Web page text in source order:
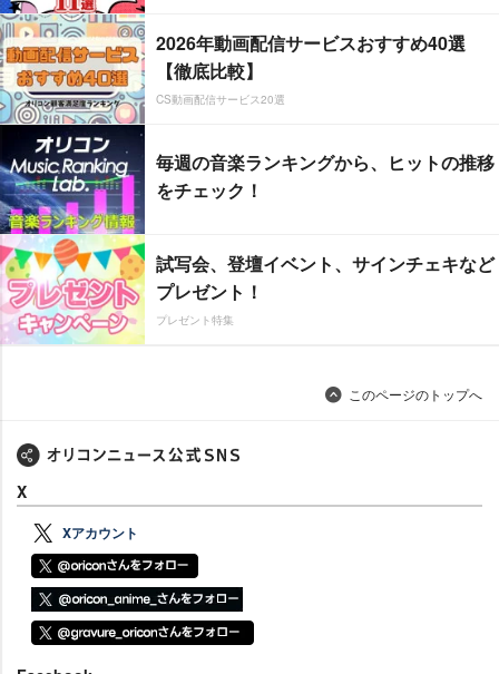
2026年動画配信サービスおすすめ40選
【徹底比較】
CS動画配信サービス20選
毎週の音楽ランキングから、ヒットの推移
をチェック！
試写会、登壇イベント、サインチェキなど
プレゼント！
プレゼント特集
このページのトップへ
X
Xアカウント